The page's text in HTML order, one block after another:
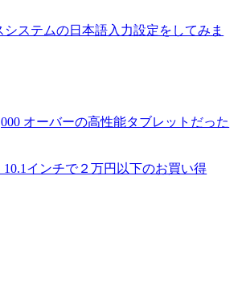
ステムの日本語入力設定をしてみま
オーバーの高性能タブレットだった
インチで２万円以下のお買い得